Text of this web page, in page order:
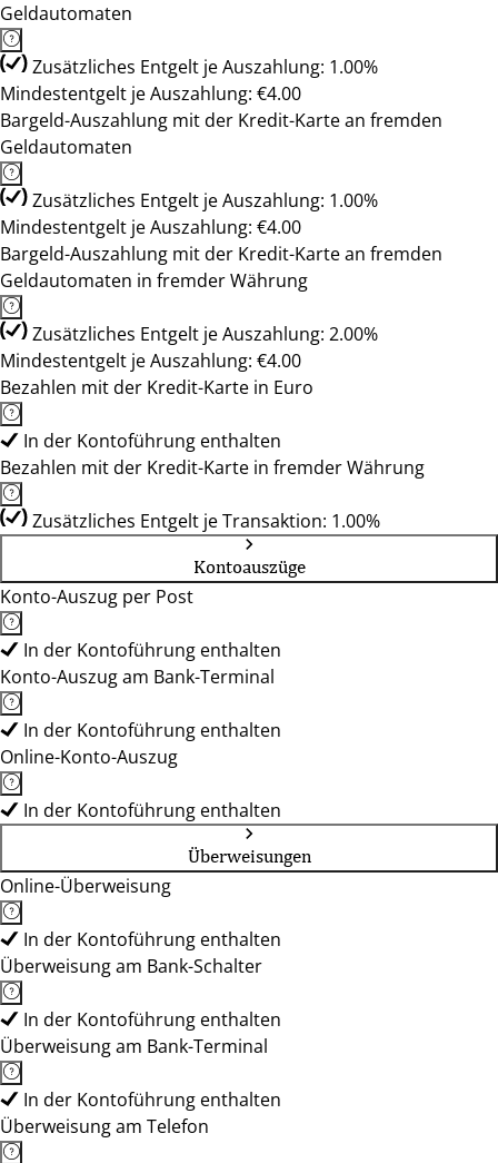
Geldautomaten
Zusätzliches Entgelt je Auszahlung: 1.00%
Mindestentgelt je Auszahlung: €4.00
Bargeld-Auszahlung mit der Kredit-Karte an fremden
Geldautomaten
Zusätzliches Entgelt je Auszahlung: 1.00%
Mindestentgelt je Auszahlung: €4.00
Bargeld-Auszahlung mit der Kredit-Karte an fremden
Geldautomaten in fremder Währung
Zusätzliches Entgelt je Auszahlung: 2.00%
Mindestentgelt je Auszahlung: €4.00
Bezahlen mit der Kredit-Karte in Euro
In der Kontoführung enthalten
Bezahlen mit der Kredit-Karte in fremder Währung
Zusätzliches Entgelt je Transaktion: 1.00%
Kontoauszüge
Konto-Auszug per Post
In der Kontoführung enthalten
Konto-Auszug am Bank-Terminal
In der Kontoführung enthalten
Online-Konto-Auszug
In der Kontoführung enthalten
Überweisungen
Online-Überweisung
In der Kontoführung enthalten
Überweisung am Bank-Schalter
In der Kontoführung enthalten
Überweisung am Bank-Terminal
In der Kontoführung enthalten
Überweisung am Telefon